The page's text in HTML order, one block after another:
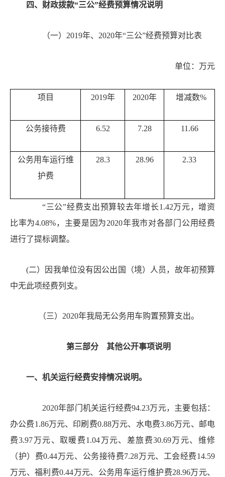
四、财政拨款“三公”经费预算情况说明
（一） 2019年、2020年“三公”经费预算对比表
单位：万元
项目 2019年 2020年 增减数%
公务接待费 6.52 7.28 11.66
公务用车运行维
护费
28.3 28.96 2.33
“三公”经费支出预算较去年增长1.42万元，增资
比率为4.08%，主要是因为2020年我市对各部门公用经费
进行了提标调整。
(二） 因我单位没有 因公出国（境）
人员，故年初预算
中无此项经费列支。
（三） 2020年我局无公务用车购置预算支出。
第三部分 其他公开事项说明
一、 机关运行经费安排情况说明。
2020年部门机关运行经费94.23万元，主要包括：
办公费1.86万元、印刷费0.88万元、水电费3.86万元、邮电
费3.97万元、取暖费1.04万元、差旅费30.69万元、维修
（护）费0.44万元、公务接待费7.28万元、工会经费14.59
万元、福利费0.44万元、公务用车运行维护费28.96万元、